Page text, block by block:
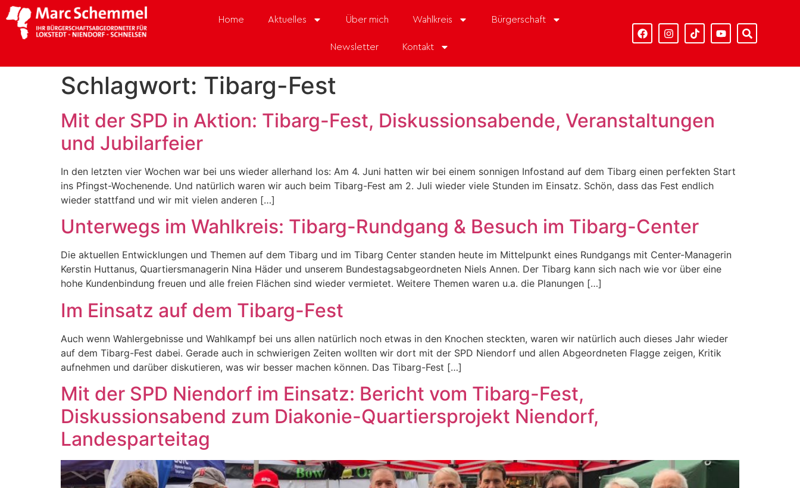
Home Aktuelles Über mich Wahlkreis Bürgerschaft
Newsletter Kontakt
Schlagwort: Tibarg-Fest
Mit der SPD in Aktion: Tibarg-Fest, Diskussionsabende, Veranstaltungen
und Jubilarfeier
In den letzten vier Wochen war bei uns wieder allerhand los: Am 4. Juni hatten wir bei einem sonnigen Infostand auf dem Tibarg einen perfekten Start
ins Pfingst-Wochenende. Und natürlich waren wir auch beim Tibarg-Fest am 2. Juli wieder viele Stunden im Einsatz. Schön, dass das Fest endlich
wieder stattfand und wir mit vielen anderen […]
Unterwegs im Wahlkreis: Tibarg-Rundgang & Besuch im Tibarg-Center
Die aktuellen Entwicklungen und Themen auf dem Tibarg und im Tibarg Center standen heute im Mittelpunkt eines Rundgangs mit Center-Managerin
Kerstin Huttanus, Quartiersmanagerin Nina Häder und unserem Bundestagsabgeordneten Niels Annen. Der Tibarg kann sich nach wie vor über eine
hohe Kundenbindung freuen und alle freien Flächen sind wieder vermietet. Weitere Themen waren u.a. die Planungen […]
Im Einsatz auf dem Tibarg-Fest
Auch wenn Wahlergebnisse und Wahlkampf bei uns allen natürlich noch etwas in den Knochen steckten, waren wir natürlich auch dieses Jahr wieder
auf dem Tibarg-Fest dabei. Gerade auch in schwierigen Zeiten wollten wir dort mit der SPD Niendorf und allen Abgeordneten Flagge zeigen, Kritik
aufnehmen und darüber diskutieren, was wir besser machen können. Das Tibarg-Fest […]
Mit der SPD Niendorf im Einsatz: Bericht vom Tibarg-Fest,
Diskussionsabend zum Diakonie-Quartiersprojekt Niendorf,
Landesparteitag